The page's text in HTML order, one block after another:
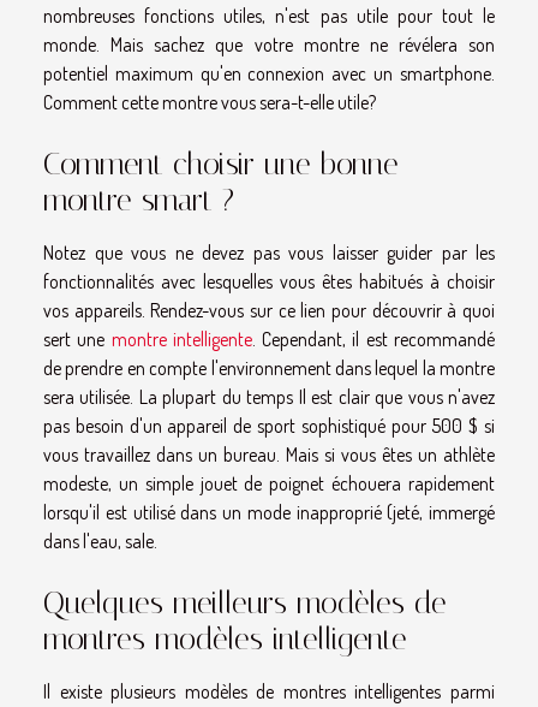
nombreuses fonctions utiles, n'est pas utile pour tout le
monde. Mais sachez que votre montre ne révélera son
potentiel maximum qu'en connexion avec un smartphone.
Comment cette montre vous sera-t-elle utile?
Comment choisir une bonne
montre smart ?
Notez que vous ne devez pas vous laisser guider par les
fonctionnalités avec lesquelles vous êtes habitués à choisir
vos appareils. Rendez-vous sur ce lien pour découvrir à quoi
sert une montre intelligente. Cependant, il est recommandé
de prendre en compte l'environnement dans lequel la montre
sera utilisée. La plupart du temps Il est clair que vous n'avez
pas besoin d'un appareil de sport sophistiqué pour 500 $ si
vous travaillez dans un bureau. Mais si vous êtes un athlète
modeste, un simple jouet de poignet échouera rapidement
lorsqu'il est utilisé dans un mode inapproprié (jeté, immergé
dans l'eau, sale.
Quelques meilleurs modèles de
montres modèles intelligente
Il existe plusieurs modèles de montres intelligentes parmi